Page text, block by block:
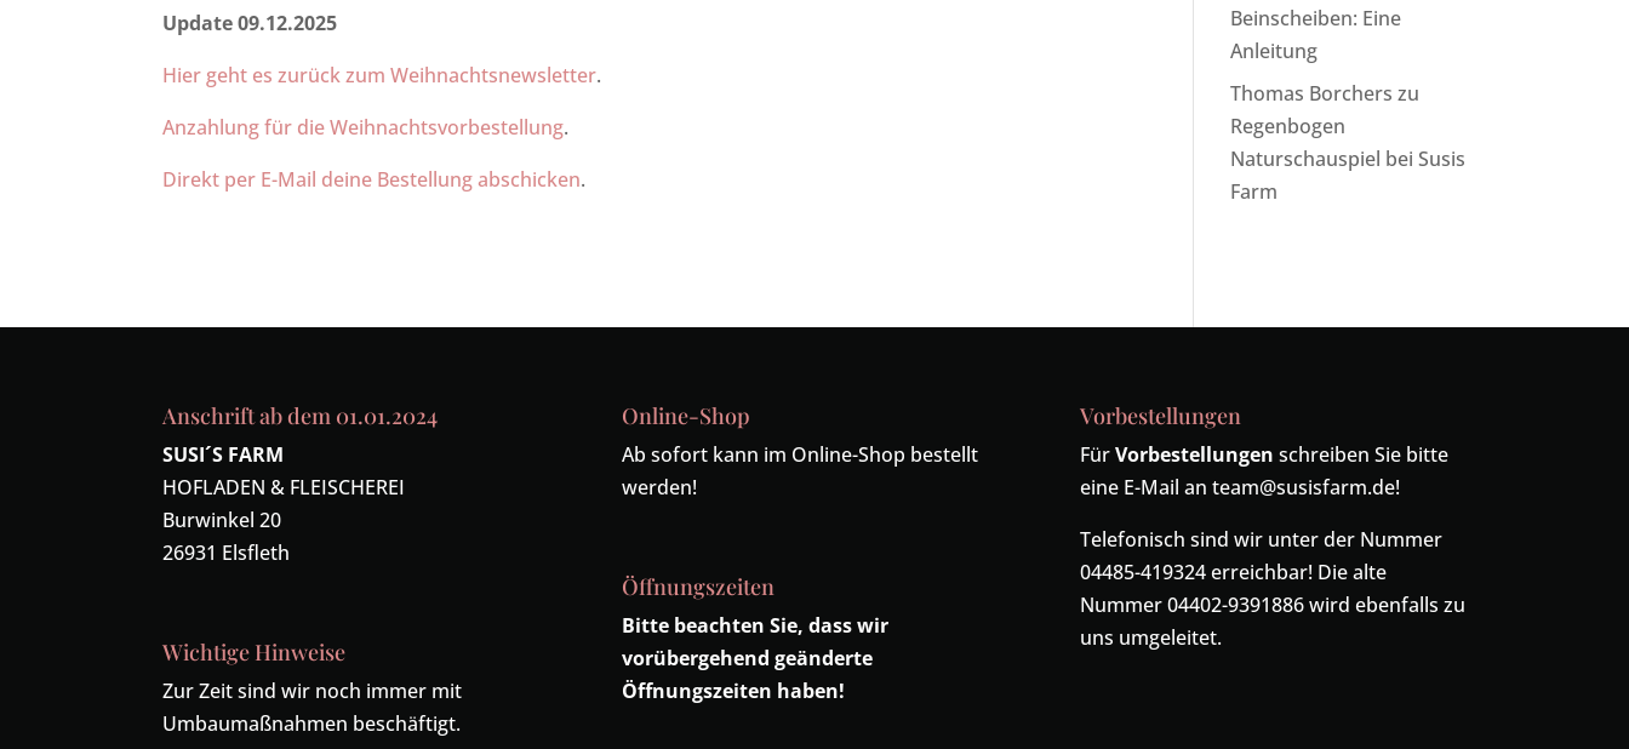
Update 09.12.2025
Hier geht es zurück zum Weihnachtsnewsletter.
Anzahlung für die Weihnachtsvorbestellung.
Direkt per E-Mail deine Bestellung abschicken.
Beinscheiben: Eine
Anleitung
Thomas Borchers zu
Regenbogen
Naturschauspiel bei Susis
Farm
Anschrift ab dem 01.01.2024
SUSI´S FARM
HOFLADEN & FLEISCHEREI
Burwinkel 20
26931 Elsfleth
Wichtige Hinweise
Zur Zeit sind wir noch immer mit
Umbaumaßnahmen beschäftigt.
Online-Shop
Ab sofort kann im Online-Shop bestellt
werden!
Öffnungszeiten
Bitte beachten Sie, dass wir
vorübergehend geänderte
Öffnungszeiten haben!
Vorbestellungen
FürVorbestellungen schreiben Sie bitte
eine E-Mail an team@susisfarm.de!
Telefonisch sind wir unter der Nummer
04485-419324erreichbar! Die alte
Nummer04402-9391886wird ebenfalls zu
uns umgeleitet.